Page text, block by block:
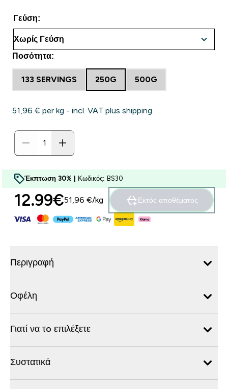
Γεύση:
Ποσότητα:
133 SERVINGS 250G 500G
51,96 €‎ per kg - incl. VAT plus shipping.
Έκπτωση 30% | Κωδικός: BS30
12.99€‎51,96 €‎/kg Εκτός αποθέματος
Περιγραφή
Οφέλη
Γιατί να τo επιλέξετε
Συστατικά